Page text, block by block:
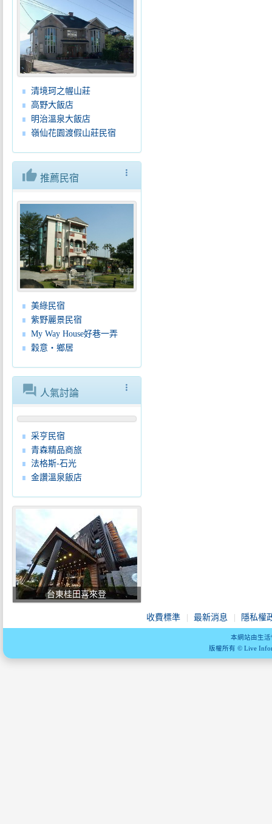
清境珂之幄山莊
高野大飯店
明治溫泉大飯店
嶺仙花園渡假山莊民宿
more_vert
thumb_up 推薦民宿
美綠民宿
紫野麗景民宿
My Way House好巷一弄
穀意‧鄉居
more_vert
forum 人氣討論
采亨民宿
青森精品商旅
法格斯-石光
金讚溫泉飯店
台東桂田喜來登
收費標準 最新消息 隱私權
本網站由生
版權所有 © Live